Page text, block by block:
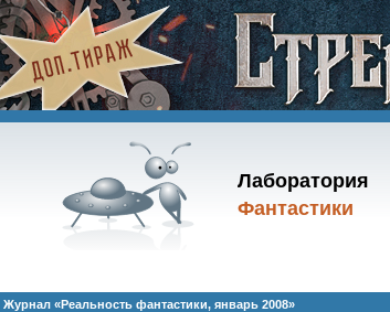
Лаборатория
Фантастики
Журнал «Реальность фантастики, январь 2008»